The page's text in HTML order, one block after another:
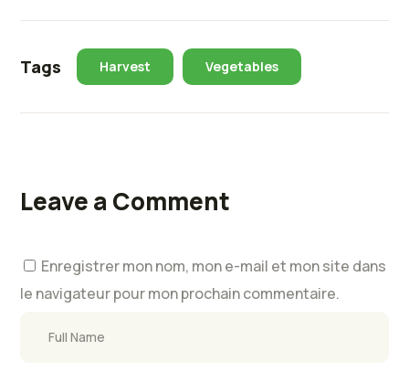
Tags Harvest Vegetables
Leave a Comment
Enregistrer mon nom, mon e-mail et mon site dans
le navigateur pour mon prochain commentaire.